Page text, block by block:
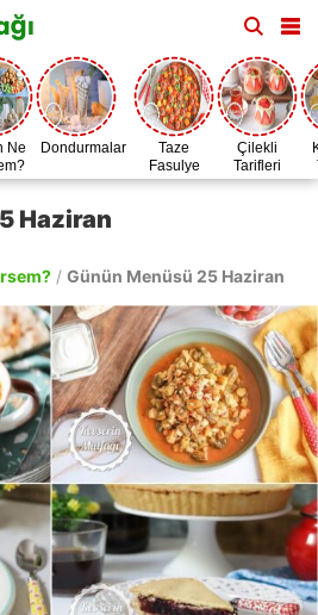
Ne
Dondurmalar
Taze
Fasulye
Zamanı
Çilekli
Tarifleri
Haziran
/ Günün Menüsü 25 Haziran